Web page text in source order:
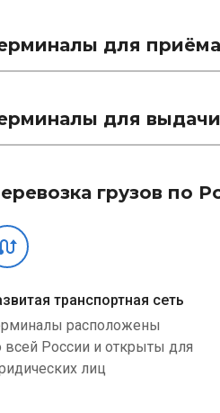
для приёма
для выдачи
грузов по
транспортная сеть
расположены
всей России и открыты для
лиц